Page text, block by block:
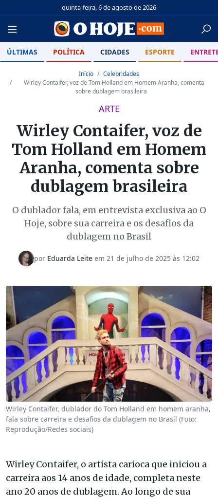
quinta-feira, 6 de agosto de 2026
ÚLTIMAS POLÍTICA CIDADES ESPORTE
Início
Celebridades
Wirley Contaifer, voz de Tom Holland em Homem Aranha, comenta
sobre dublagem brasileira
ARTE
Wirley Contaifer, voz de
Tom Holland em Homem
Aranha, comenta sobre
dublagem brasileira
O dublador fala, em entrevista exclusiva ao O
Hoje, sobre sua carreira e os desafios da
dublagem no Brasil
por Eduarda Leite em 21 de julho de 2025 às 12:02
Wirley Contaifer, dublador do Tom Holland em homem aranha,
fala sobre carreira e desafios da dublagem no Brasil (Foto:
Reprodução/Redes sociais)
Wirley Contaifer, o artista carioca que iniciou a
carreira aos 14 anos de idade, completa neste
ano 20 anos de dublagem. Ao longo de sua